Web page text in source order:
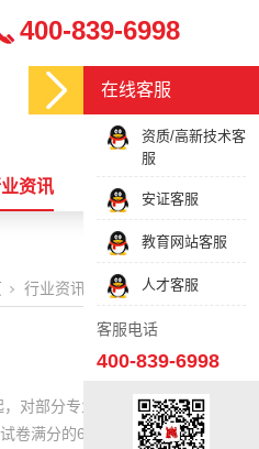
400-839-6998
资讯 关于我们
行业资讯 最新资讯
对部分专业技术人员
卷满分的60％：咨询
在线客服
资质/高新技术客
服
安证客服
教育网站客服
人才客服
客服电话
400-839-6998